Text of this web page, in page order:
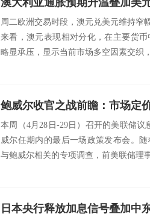
周二欧洲交易时段，澳元兑美元维持窄
来看，澳元表现相对分化，在主要货
略显承压，显示当前市场多空因素交织
鲍威尔收官之战前瞻：市场定
本周（4月28日-29日）召开的美联储议
威尔任期内的最后一场政策发布会。
与鲍威尔相关的专项调查，前美联储理